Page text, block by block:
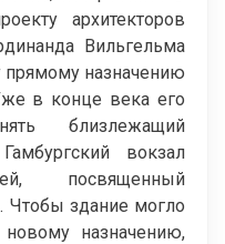
архитекторов
Вильгельма
назначению
в конце века его
близлежащий
вокзал
посвященный
Чтобы здание могло
назначению,